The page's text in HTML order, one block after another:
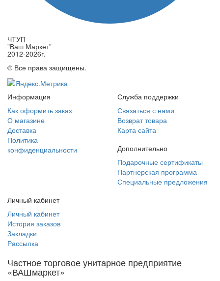
ЧТУП
"Ваш Маркет"
2012-2026г.
© Все права защищены.
Информация
Как оформить заказ
О магазине
Доставка
Политика
конфиденциальности
Служба поддержки
Связаться с нами
Возврат товара
Карта сайта
Дополнительно
Подарочные сертификаты
Партнерская программа
Специальные предложения
Личный кабинет
Личный кабинет
История заказов
Закладки
Рассылка
Частное торговое унитарное предприятие
«ВАШмаркет»